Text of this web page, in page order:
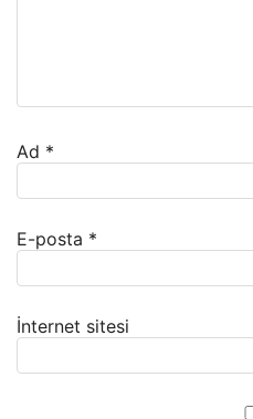
Ad *
E-posta *
İnternet sitesi